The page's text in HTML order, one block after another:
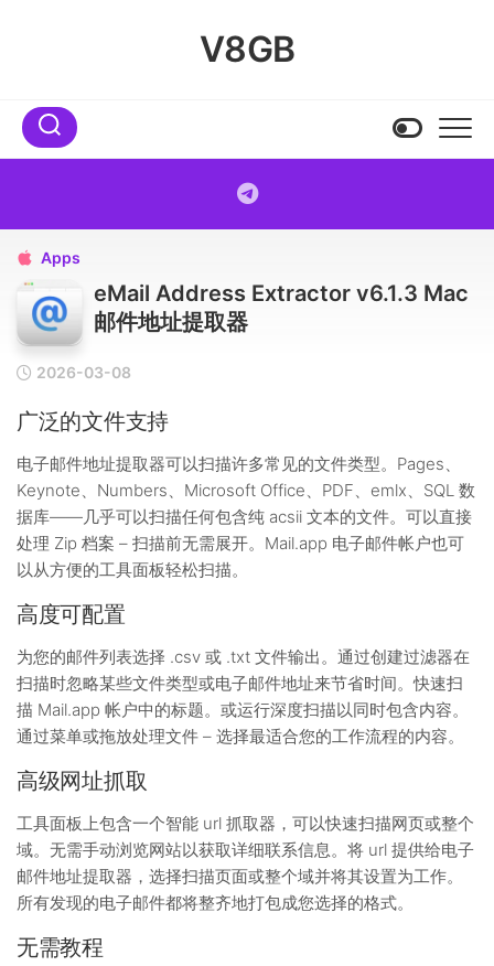
V8GB
 Apps
eMail Address Extractor v6.1.3 Mac
邮件地址提取器
2026-03-08
广泛的文件支持
电子邮件地址提取器可以扫描许多常见的文件类型。Pages、
Keynote、Numbers、Microsoft Office、PDF、emlx、SQL 数
据库——几乎可以扫描任何包含纯 acsii 文本的文件。可以直接
处理 Zip 档案 – 扫描前无需展开。Mail.app 电子邮件帐户也可
以从方便的工具面板轻松扫描。
高度可配置
为您的邮件列表选择 .csv 或 .txt 文件输出。通过创建过滤器在
扫描时忽略某些文件类型或电子邮件地址来节省时间。快速扫
描 Mail.app 帐户中的标题。或运行深度扫描以同时包含内容。
通过菜单或拖放处理文件 – 选择最适合您的工作流程的内容。
高级网址抓取
工具面板上包含一个智能 url 抓取器，可以快速扫描网页或整个
域。无需手动浏览网站以获取详细联系信息。将 url 提供给电子
邮件地址提取器，选择扫描页面或整个域并将其设置为工作。
所有发现的电子邮件都将整齐地打包成您选择的格式。
无需教程